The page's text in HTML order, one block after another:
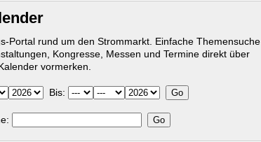
Portal rund um den Strommarkt. Einfache Themensuche
Kongresse, Messen und Termine direkt über
vormerken.
Bis: